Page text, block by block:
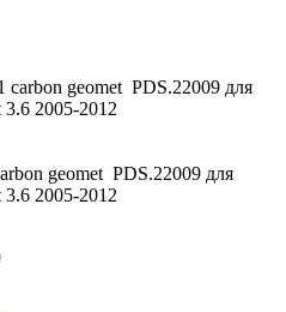
geomet PDS.22009 для
3.6 2005-2012